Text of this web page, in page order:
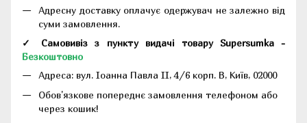
Адресну доставку оплачує одержувач не залежно від
суми замовлення.
✓ Самовивіз з пункту видачі товару Supersumka -
Безкоштовно
Адреса: вул. Іоанна Павла II, 4/6 корп. В, Київ, 02000
Обов'язкове попереднє замовлення телефоном або
через кошик!